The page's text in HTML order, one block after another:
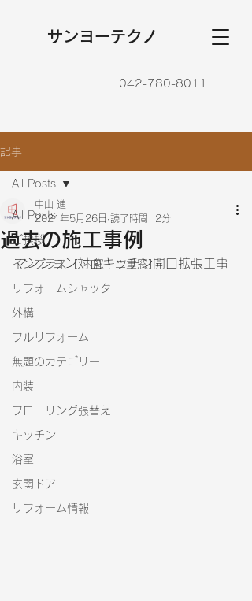
​サンヨーテクノ
042-780-8011
記事
All Posts
ご挨拶
インプラス【 内窓・二重窓】
リフォームシャッター
外構
フルリフォーム
無題のカテゴリー
内装
フローリング張替え
キッチン
浴室
玄関ドア
リフォーム情報
All Posts
過去の施工事例
中山 進
2021年5月26日 読了時間: 2分
マンション対面キッチン開口拡張工事